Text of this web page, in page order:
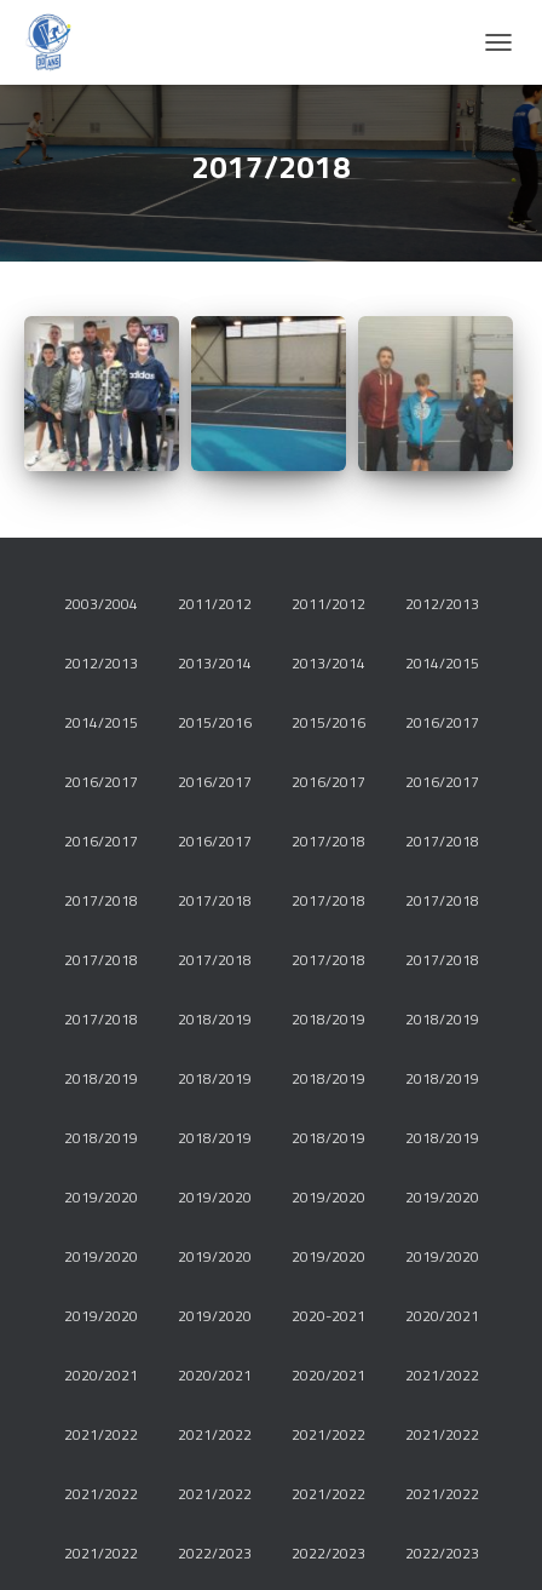
É
L
I
E
N
V
I
T
I
O
N
2017/2018
2003/2004 2011/2012 2011/2012 2012/2013
2012/2013 2013/2014 2013/2014 2014/2015
2014/2015 2015/2016 2015/2016 2016/2017
2016/2017 2016/2017 2016/2017 2016/2017
2016/2017 2016/2017 2017/2018 2017/2018
2017/2018 2017/2018 2017/2018 2017/2018
2017/2018 2017/2018 2017/2018 2017/2018
2017/2018 2018/2019 2018/2019 2018/2019
2018/2019 2018/2019 2018/2019 2018/2019
2018/2019 2018/2019 2018/2019 2018/2019
2019/2020 2019/2020 2019/2020 2019/2020
2019/2020 2019/2020 2019/2020 2019/2020
2019/2020 2019/2020 2020-2021 2020/2021
2020/2021 2020/2021 2020/2021 2021/2022
2021/2022 2021/2022 2021/2022 2021/2022
2021/2022 2021/2022 2021/2022 2021/2022
2021/2022 2022/2023 2022/2023 2022/2023